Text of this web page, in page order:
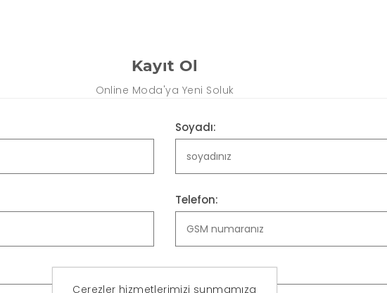
Kayıt Ol
Online Moda'ya Yeni Soluk
Soyadı:
Telefon:
Şifreyi Onayla:
Çerezler hizmetlerimizi sunmamıza